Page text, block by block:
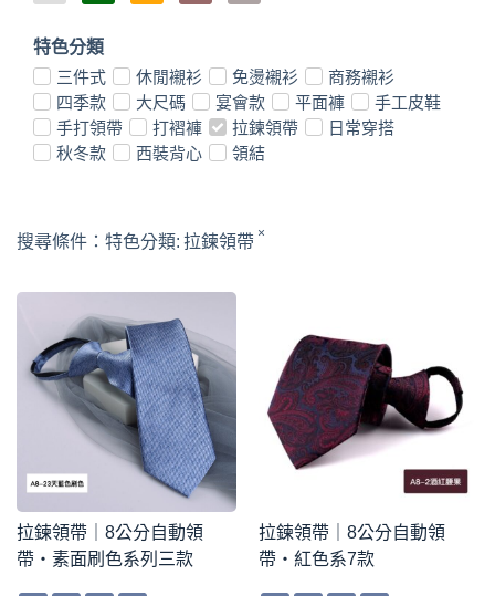
特色分類
三件式
休閒襯衫 免燙襯衫
商務襯衫
四季款
大尺碼 宴會款 平面褲
手工皮鞋
手打領帶
打褶褲 拉鍊領帶
日常穿搭
秋冬款
西裝背心 領結
搜尋條件： 特色分類: 拉鍊領帶 ×
拉鍊領帶｜8公分自動領
帶・素面刷色系列三款
拉鍊領帶｜8公分自動領
帶・紅色系7款